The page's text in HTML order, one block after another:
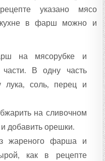
указано мясо
в фарш можно и
на мясорубке и
В одну часть
лука, соль, перец и
на сливочном
добавить орешки.
жареного фарша и
как в рецепте